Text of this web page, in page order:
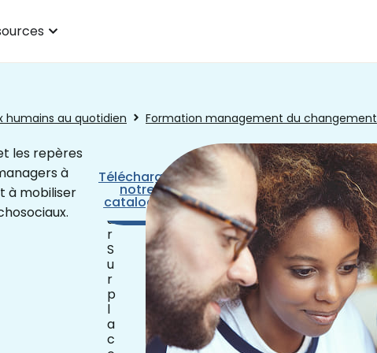
humains au quotidien
Formation management du changement
les repères
à
à mobiliser
1
o
u
r
S
u
r
p
l
a
c
Prendre
rendez-
vous
Télécharger
notre
catalogue